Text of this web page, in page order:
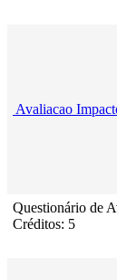
Avaliacao
Questionário de
Créditos: 5